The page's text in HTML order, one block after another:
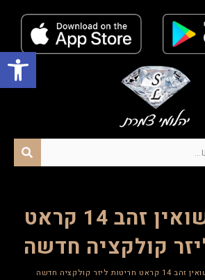
פתח סרגל נגישות
טבעת נישואין זהב 14 קראט
קולקציה חדשה
ליזר קולקציה חדשה